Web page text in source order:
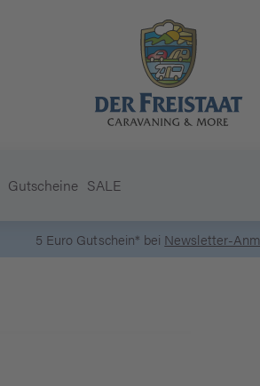
Gutscheine SALE
5 Euro Gutschein* bei Newsletter-